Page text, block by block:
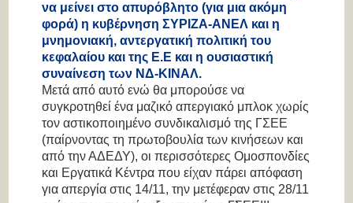
να μείνει στο απυρόβλητο (για μια ακόμη
φορά) η κυβέρνηση ΣΥΡΙΖΑ-ΑΝΕΛ και η
μνημονιακή, αντεργατική πολιτική του
κεφαλαίου και της Ε.Ε και η ουσιαστική
συναίνεση των ΝΔ-ΚΙΝΑΛ.
Μετά από αυτό ενώ θα μπορούσε να
συγκροτηθεί ένα μαζικό απεργιακό μπλοκ χωρίς
τον αστικοποιημένο συνδικαλισμό της ΓΣΕΕ
(παίρνοντας τη πρωτοβουλία των κινήσεων και
από την ΑΔΕΔΥ), οι περισσότερες Ομοσπονδίες
και Εργατικά Κέντρα που είχαν πάρει απόφαση
για απεργία στις 14/11, την μετέφεραν στις 28/11